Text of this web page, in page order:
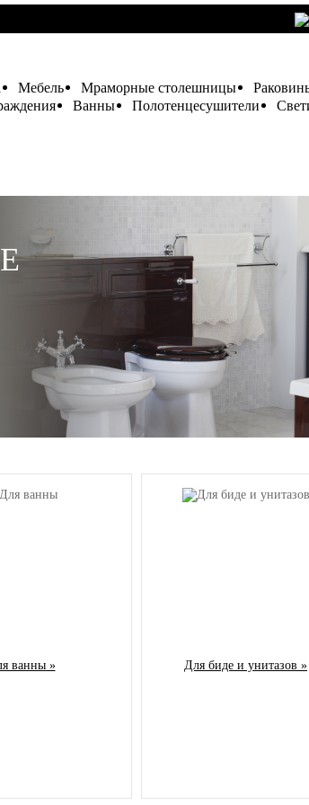
Мебель Мраморные столешницы
Ванны Полотенцесушители
ванны » Для биде и унитазов »